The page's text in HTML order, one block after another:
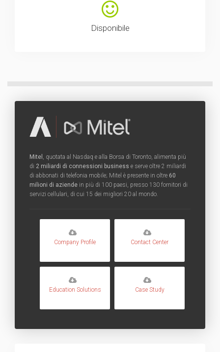
Disponibile
Mitel , quotata al Nasdaq e alla Borsa di Toronto, alimenta più
di 2 miliardi di connessioni business e serve oltre 2 miliardi
di abbonati di telefonia mobile; Mitel è presente in oltre 60
milioni di aziende in più di 100 paesi, presso 130 fornitori di
servizi cellulari, di cui 15 dei migliori 20 al mondo.
Company Profile Contact Center
Education Solutions Case Study